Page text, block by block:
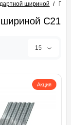
шириной
шириной С21
15
Акция